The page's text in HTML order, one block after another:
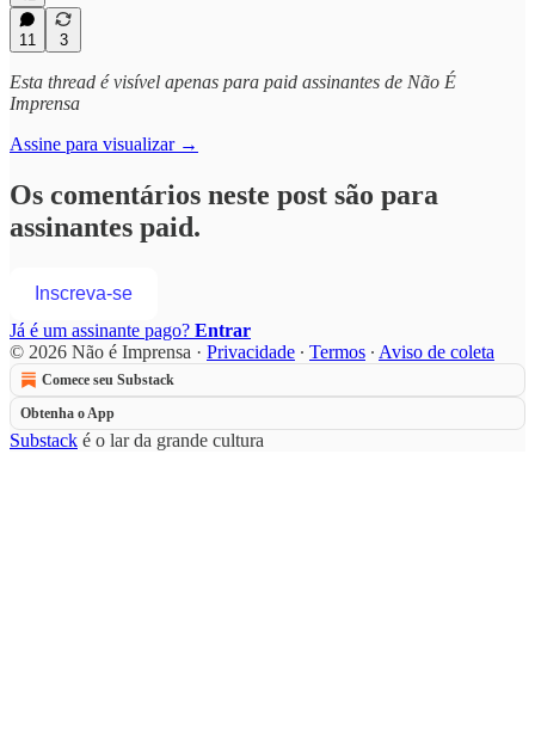
11 3
Esta thread é visível apenas para paid assinantes de Não É
Imprensa
Assine para visualizar →
Os comentários neste post são para
assinantes paid.
Inscreva-se
Já é um assinante pago? Entrar
© 2026 Não é Imprensa · Privacidade ∙ Termos ∙ Aviso de coleta
Comece seu Substack
Obtenha o App
Substack é o lar da grande cultura